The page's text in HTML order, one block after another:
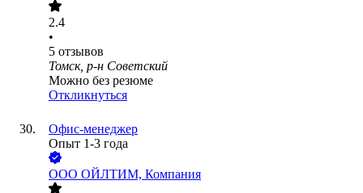
2.4
•
5 отзывов
Томск, р-н Советский
Можно без резюме
Откликнуться
Офис-менеджер
Опыт 1-3 года
ООО ОЙЛТИМ, Компания